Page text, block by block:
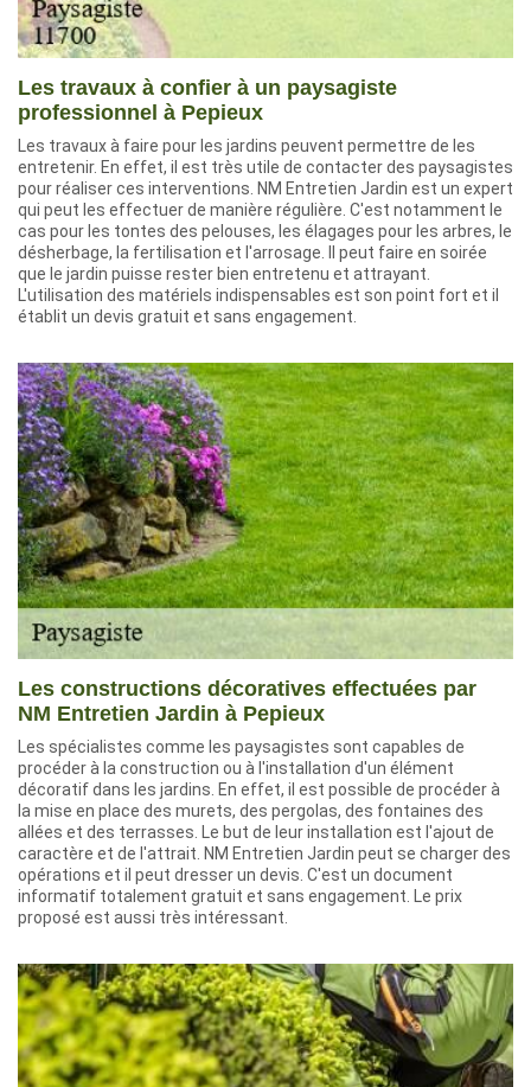
Les travaux à confier à un paysagiste
professionnel à Pepieux
Les travaux à faire pour les jardins peuvent permettre de les
entretenir. En effet, il est très utile de contacter des paysagistes
pour réaliser ces interventions. NM Entretien Jardin est un expert
qui peut les effectuer de manière régulière. C'est notamment le
cas pour les tontes des pelouses, les élagages pour les arbres, le
désherbage, la fertilisation et l'arrosage. Il peut faire en soirée
que le jardin puisse rester bien entretenu et attrayant.
L'utilisation des matériels indispensables est son point fort et il
établit un devis gratuit et sans engagement.
Les constructions décoratives effectuées par
NM Entretien Jardin à Pepieux
Les spécialistes comme les paysagistes sont capables de
procéder à la construction ou à l'installation d'un élément
décoratif dans les jardins. En effet, il est possible de procéder à
la mise en place des murets, des pergolas, des fontaines des
allées et des terrasses. Le but de leur installation est l'ajout de
caractère et de l'attrait. NM Entretien Jardin peut se charger des
opérations et il peut dresser un devis. C'est un document
informatif totalement gratuit et sans engagement. Le prix
proposé est aussi très intéressant.